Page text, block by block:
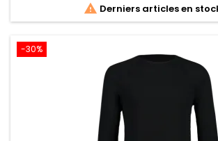
 Derniers articles en
-30%